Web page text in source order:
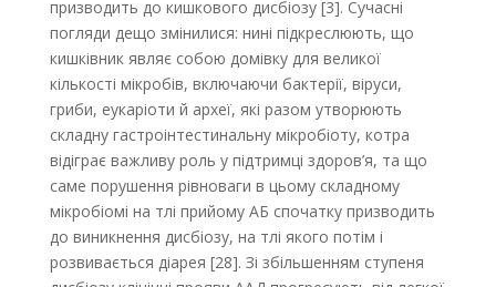
призводить до кишкового дисбіозу [3]. Сучасні
погляди дещо змінилися: нині підкреслюють, що
кишківник являє собою домівку для великої
кількості мікробів, включаючи бактерії, віруси,
гриби, еукаріоти й археї, які разом утворюють
складну гастроінтестинальну мікробіоту, котра
відіграє важливу роль у підтримці здоров’я, та що
саме порушення рівноваги в цьому складному
мікробіомі на тлі прийому АБ спочатку призводить
до виникнення дисбіозу, на тлі якого потім і
розвивається діарея [28]. Зі збільшенням ступеня